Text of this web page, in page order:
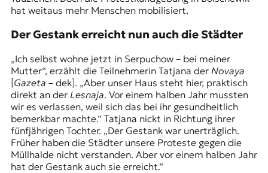
hat weitaus mehr Menschen mobilisiert.
Der Gestank erreicht nun auch die Städter
„Ich selbst wohne jetzt in Serpuchow – bei meiner
Mutter“, erzählt die Teilnehmerin Tatjana der Novaya
[Gazeta – dek]. „Aber unser Haus steht hier, praktisch
direkt an der Lesnaja. Vor einem halben Jahr mussten
wir es verlassen, weil sich das bei ihr gesundheitlich
bemerkbar machte.“ Tatjana nickt in Richtung ihrer
fünfjährigen Tochter. „Der Gestank war unerträglich.
Früher haben die Städter unsere Proteste gegen die
Müllhalde nicht verstanden. Aber vor einem halben Jahr
hat der Gestank auch sie erreicht.“